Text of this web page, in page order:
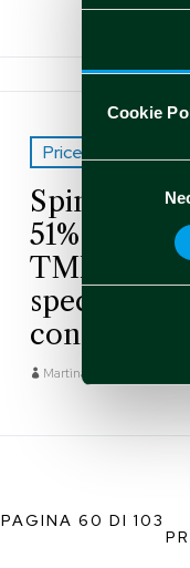
Cookie
Consent
Selection
Price-sensitive
Spindox
51% del
TMLAB,
specialist &
consulting
Martina Raimondo
PAGINA 60 DI 103